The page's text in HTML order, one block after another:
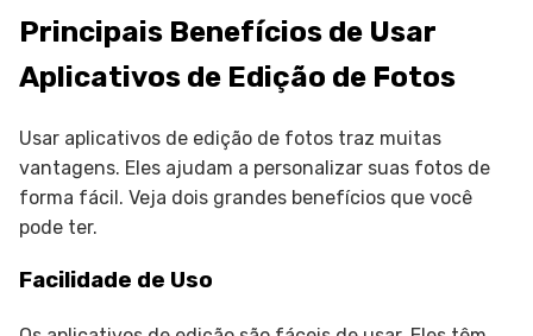
Principais Benefícios de Usar
Aplicativos de Edição de Fotos
Usar aplicativos de edição de fotos traz muitas
vantagens. Eles ajudam a personalizar suas fotos de
forma fácil. Veja dois grandes benefícios que você
pode ter.
Facilidade de Uso